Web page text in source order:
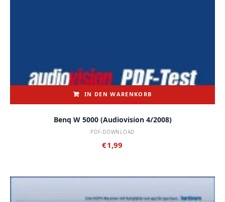
IN DEN WARENKORB
Benq W 5000 (audiovision 4/2008)
PDF-DOWNLOAD
€1,99